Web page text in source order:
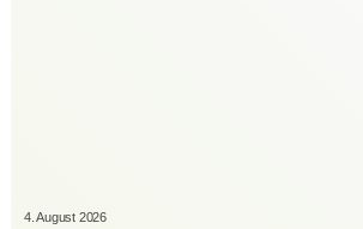
4. August 2026